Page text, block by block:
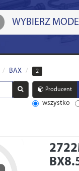
BAX 2
Producent
wszystko